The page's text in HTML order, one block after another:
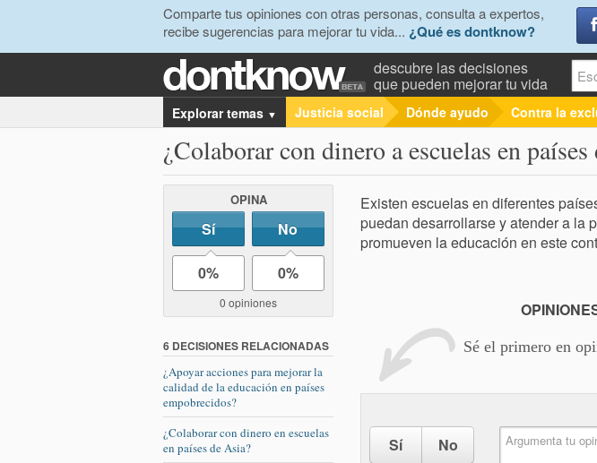
Comparte tus opiniones con otras personas, consulta a expertos,
recibe sugerencias para mejorar tu vida... ¿Qué es dontknow?
descubre las decisiones
que pueden mejorar tu vida
Explorar temas ▼ Justicia social Dónde ayudo Contra la
¿Colaborar con dinero a escuelas en
OPINA
Sí No
0% 0%
0 opiniones
6 DECISIONES RELACIONADAS
¿Apoyar acciones para mejorar la
calidad de la educación en países
empobrecidos?
¿Colaborar con dinero en escuelas
en países de Asia?
Existen escuelas en diferentes
puedan desarrollarse y atender a la
promueven la educación en este
Sé el primero en
Sí No